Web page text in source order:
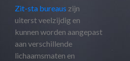
Zit-sta bureaus zijn
uiterst veelzijdig en
kunnen worden aangepast
aan verschillende
lichaamsmaten en